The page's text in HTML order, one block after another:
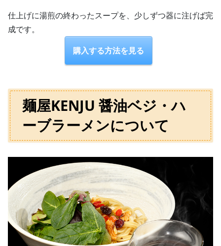
仕上げに湯煎の終わったスープを、少しずつ器に注げば完
成です。
購入する方法を見る
麺屋KENJU 醤油ベジ・ハ
ーブラーメンについて